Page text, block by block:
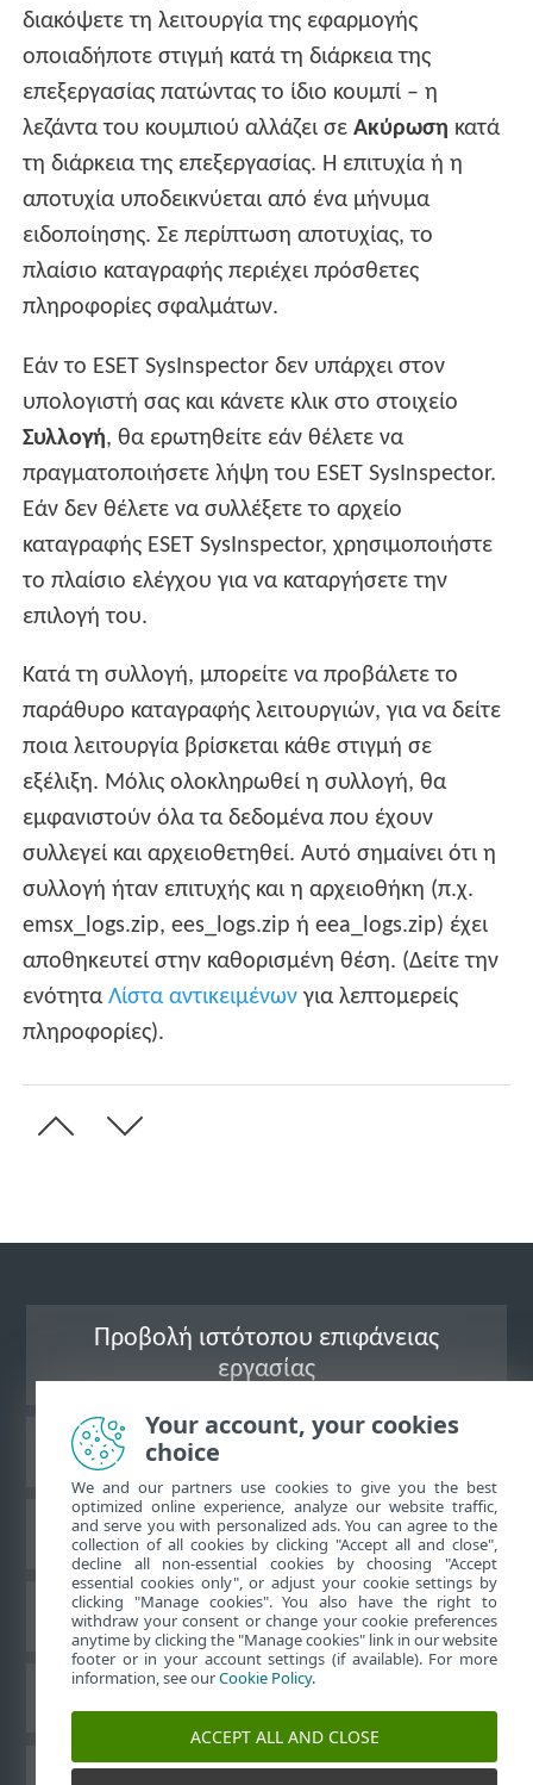
διακόψετε τη λειτουργία της εφαρμογής
οποιαδήποτε στιγμή κατά τη διάρκεια της
επεξεργασίας πατώντας το ίδιο κουμπί – η
λεζάντα του κουμπιού αλλάζει σεΑκύρωση κατά
τη διάρκεια της επεξεργασίας. Η επιτυχία ή η
αποτυχία υποδεικνύεται από ένα μήνυμα
ειδοποίησης. Σε περίπτωση αποτυχίας, το
πλαίσιο καταγραφής περιέχει πρόσθετες
πληροφορίες σφαλμάτων.
Εάν το ESET SysInspector δεν υπάρχει στον
υπολογιστή σας και κάνετε κλικ στο στοιχείο
Συλλογή, θα ερωτηθείτε εάν θέλετε να
πραγματοποιήσετε λήψη του ESET SysInspector.
Εάν δεν θέλετε να συλλέξετε το αρχείο
καταγραφής ESET SysInspector, χρησιμοποιήστε
το πλαίσιο ελέγχου για να καταργήσετε την
επιλογή του.
Κατά τη συλλογή, μπορείτε να προβάλετε το
παράθυρο καταγραφής λειτουργιών, για να δείτε
ποια λειτουργία βρίσκεται κάθε στιγμή σε
εξέλιξη. Μόλις ολοκληρωθεί η συλλογή, θα
εμφανιστούν όλα τα δεδομένα που έχουν
συλλεγεί και αρχειοθετηθεί. Αυτό σημαίνει ότι η
συλλογή ήταν επιτυχής και η αρχειοθήκη (π.χ.
emsx_logs.zip, ees_logs.zip ή eea_logs.zip) έχει
αποθηκευτεί στην καθορισμένη θέση. (Δείτε την
ενότηταΛίστα αντικειμένων για λεπτομερείς
πληροφορίες).
Προβολή ιστότοπου επιφάνειας
εργασίας
Γνωσιακή βάση ESET
Ομάδα συζήτησης ESET
Τοπική υποστήριξη
Your account, your cookies
choice
We and our partners use cookies to give you the best
optimized online experience, analyze our website traffic,
and serve you with personalized ads. You can agree to the
collection of all cookies by clicking "Accept all and close",
decline all non-essential cookies by choosing "Accept
essential cookies only", or adjust your cookie settings by
clicking "Manage cookies". You also have the right to
withdraw your consent or change your cookie preferences
anytime by clicking the "Manage cookies" link in our website
footer or in your account settings (if available). For more
information, see ourCookie Policy.
ACCEPT ALL AND CLOSE